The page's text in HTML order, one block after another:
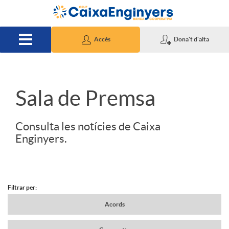
Salta al contingut principal
Accés Dona't d'alta
S
d
Sala de Premsa
Consulta les notícies de Caixa
Enginyers.
N
Filtrar per:
Acords